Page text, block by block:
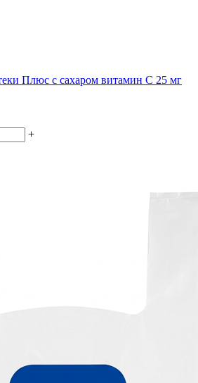
Плюс с сахаром витамин С 25 мг
+